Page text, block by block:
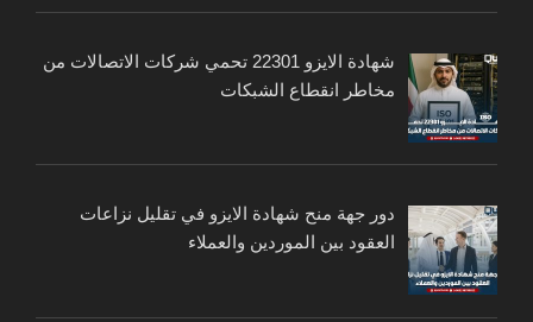
شهادة الايزو 22301 تحمي شركات الاتصالات من
مخاطر انقطاع الشبكات
دور جهة منح شهادة الايزو في تقليل نزاعات
العقود بين الموردين والعملاء